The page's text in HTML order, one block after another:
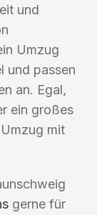
und
Umzug
und passen
an. Egal,
ein großes
mit
gerne für